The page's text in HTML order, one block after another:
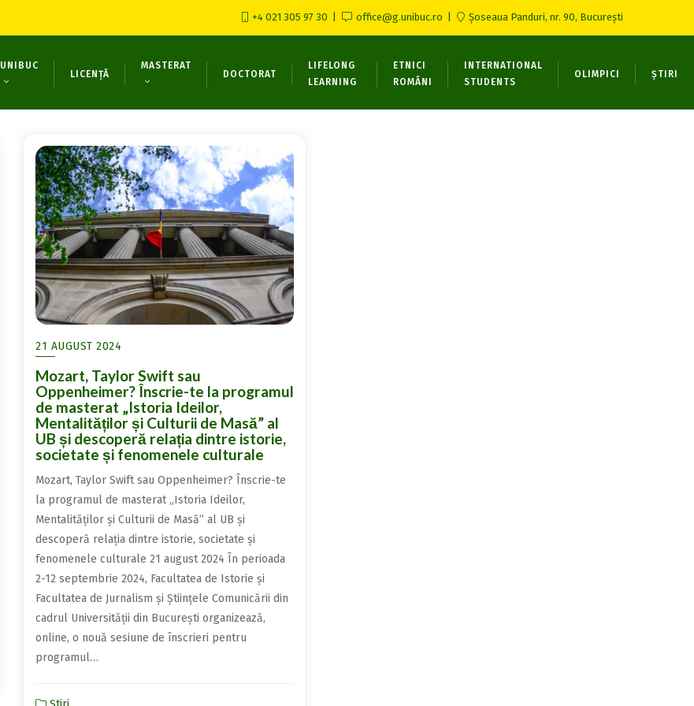
+4 021 305 97 30 office@g.unibuc.ro Șoseaua Panduri, nr. 90, București
UNIBUC
LICENȚĂ
MASTERAT
DOCTORAT
LIFELONG
LEARNING
ETNICI
ROMÂNI
INTERNATIONAL
STUDENTS
OLIMPICI ȘTIRI
21 AUGUST 2024
Mozart, Taylor Swift sau
Oppenheimer? Înscrie-te la programul
de masterat „Istoria Ideilor,
Mentalităților și Culturii de Masă” al
UB și descoperă relația dintre istorie,
societate și fenomenele culturale
Mozart, Taylor Swift sau Oppenheimer? Înscrie-te
la programul de masterat „Istoria Ideilor,
Mentalităților și Culturii de Masă” al UB și
descoperă relația dintre istorie, societate și
fenomenele culturale 21 august 2024 În perioada
2-12 septembrie 2024, Facultatea de Istorie și
Facultatea de Jurnalism și Științele Comunicării din
cadrul Universității din București organizează,
online, o nouă sesiune de înscrieri pentru
programul…